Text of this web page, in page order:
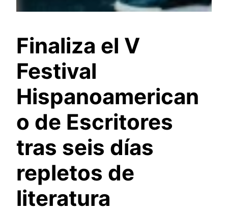
Finaliza el V
Festival
Hispanoamerican
o de Escritores
tras seis días
repletos de
literatura